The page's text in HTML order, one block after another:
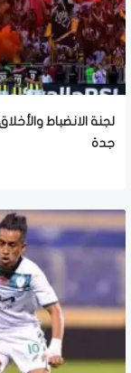
لجنة الانضباط
جدة